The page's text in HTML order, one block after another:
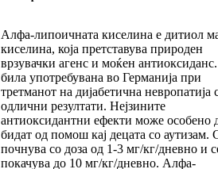
Алфа-липоичната киселина е дитиол
киселина, која претставува природен
врзувачки агенс и моќен
била употребувана во Германија при
третманот на дијабетична невропатија
одлични резултати. Нејзините
антиоксидантни ефекти може особено
бидат од помош кај децата со аутизам.
почнува со доза од 1-3 мг/кг/дневно и
покачува до 10 мг/кг/дневно. Алфа-